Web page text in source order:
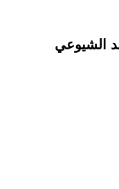
(1) – القائد الشيوعي